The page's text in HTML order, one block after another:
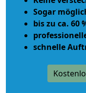
Sogar
bis zu ca. 60
schnelle